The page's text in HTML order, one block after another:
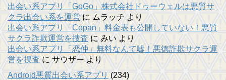
出会い系アプリ「GoGo」株式会社ドゥーウェルは悪質サ
クラ出会い系を運営 に ムラッチ より
出会い系アプリ「Copan」料金表も公開していない！悪質
サクラ詐欺運営を捜査 に みい より
出会い系アプリ「恋仲」無料なんて嘘！悪徳詐欺サクラ運
営を捜査 に サウザー より
Android悪質出会い系アプリ (234)